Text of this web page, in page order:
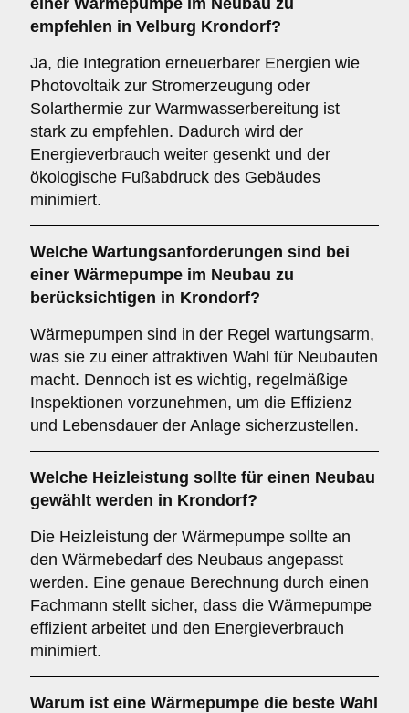
einer Wärmepumpe im Neubau zu
empfehlen in Velburg Krondorf?
Ja, die Integration erneuerbarer Energien wie
Photovoltaik zur Stromerzeugung oder
Solarthermie zur Warmwasserbereitung ist
stark zu empfehlen. Dadurch wird der
Energieverbrauch weiter gesenkt und der
ökologische Fußabdruck des Gebäudes
minimiert.
Welche Wartungsanforderungen sind bei
einer Wärmepumpe im Neubau zu
berücksichtigen in Krondorf?
Wärmepumpen sind in der Regel wartungsarm,
was sie zu einer attraktiven Wahl für Neubauten
macht. Dennoch ist es wichtig, regelmäßige
Inspektionen vorzunehmen, um die Effizienz
und Lebensdauer der Anlage sicherzustellen.
Welche Heizleistung sollte für einen Neubau
gewählt werden in Krondorf?
Die Heizleistung der Wärmepumpe sollte an
den Wärmebedarf des Neubaus angepasst
werden. Eine genaue Berechnung durch einen
Fachmann stellt sicher, dass die Wärmepumpe
effizient arbeitet und den Energieverbrauch
minimiert.
Warum ist eine Wärmepumpe die beste Wahl